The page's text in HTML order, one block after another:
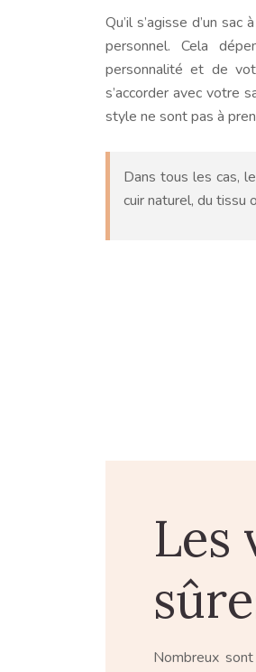
Qu’il s’agisse d’un
personnel. Cela
personnalité et de
s’accorder avec votre
style ne sont pas à
Dans tous les cas,
cuir naturel, du tissu
Les
Nombreux